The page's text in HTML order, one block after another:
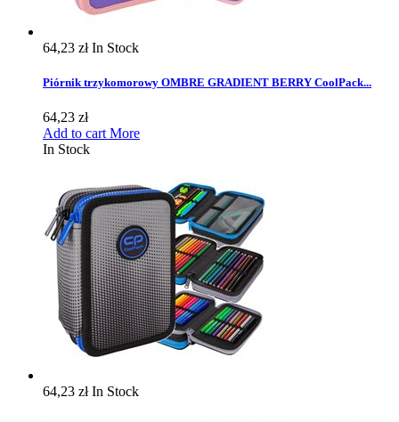
64,23 złIn Stock
Piórnik trzykomorowy OMBRE GRADIENT BERRY CoolPack...
64,23 zł
Add to cart More
In Stock
64,23 złIn Stock